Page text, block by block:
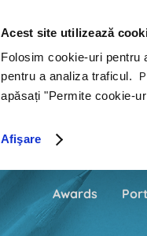
Acest site utilizează
Folosim cookie-uri pentru
pentru a analiza traficul.
apăsați "Permite cookie-
Afişare
Awards